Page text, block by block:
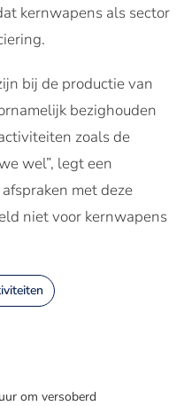
kernwapens als sector
bij de productie van
bezighouden
zoals de
wel”, legt een
met deze
niet voor kernwapens
om versoberd